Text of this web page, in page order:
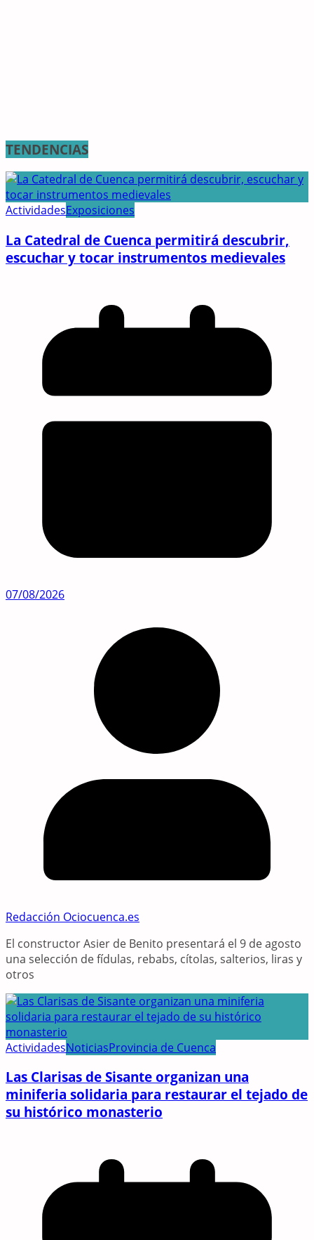
TENDENCIAS
ActividadesExposiciones
La Catedral de Cuenca permitirá descubrir,
escuchar y tocar instrumentos medievales
07/08/2026
Redacción Ociocuenca.es
El constructor Asier de Benito presentará el 9 de agosto
una selección de fídulas, rebabs, cítolas, salterios, liras y
otros
ActividadesNoticiasProvincia de Cuenca
Las Clarisas de Sisante organizan una
miniferia solidaria para restaurar el tejado de
su histórico monasterio